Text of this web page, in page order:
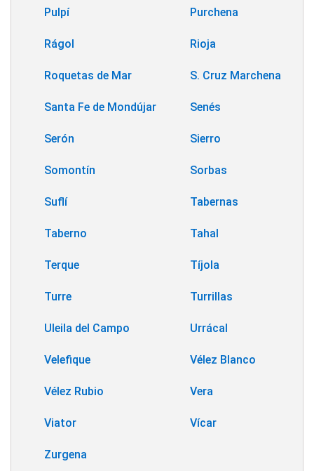
Pulpí Purchena
Rágol Rioja
Roquetas de Mar S. Cruz Marchena
Santa Fe de Mondújar Senés
Serón Sierro
Somontín Sorbas
Suflí Tabernas
Taberno Tahal
Terque Tíjola
Turre Turrillas
Uleila del Campo Urrácal
Velefique Vélez Blanco
Vélez Rubio Vera
Viator Vícar
Zurgena